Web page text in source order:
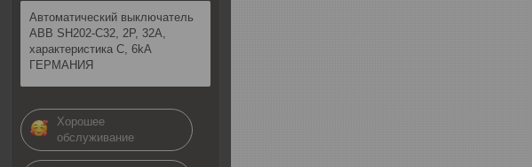
Автоматический выключатель
ABB SH202-C32, 2P, 32А,
характеристика C, 6kA
ГЕРМАНИЯ
Хорошее
обслуживание